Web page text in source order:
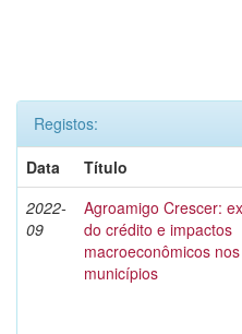
Registos:
Data
Título
2022-
09
Agroamigo Crescer:
do crédito e impactos
macroeconômicos nos
municípios